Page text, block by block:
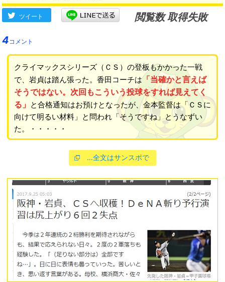
ツイート
閲覧数 取得失敗
4コメント
クライマックスシリーズ（ＣＳ）の登板もかかった一戦
で、岩貞は踏ん張った。香田コーチは「当確かと言えば
そうではない。次回もこういう投球をすれば見えてく
る」 と合格通知はお預けとなったが、金本監督は「ＣＳに
向けて明るい材料」と問われ「そうですね」とうなずい
た。・・・・・
…全文はサンスポで